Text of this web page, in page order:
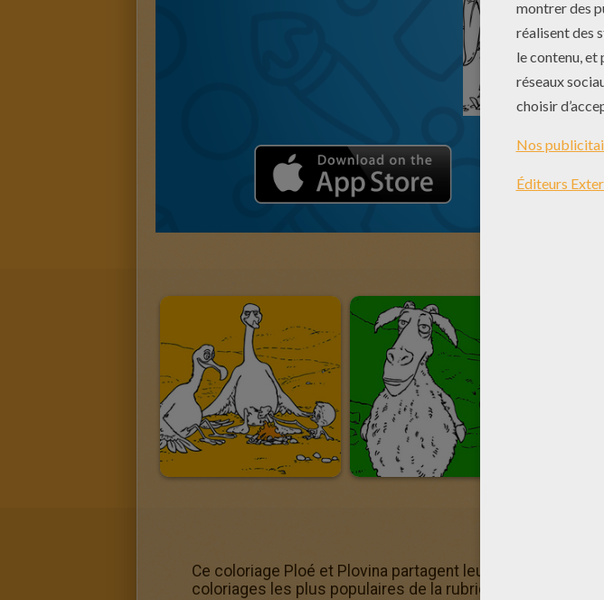
Ce coloriage Ploé et Plovina partagent leur repas a été
coloriages les plus populaires de la rubrique Coloriage